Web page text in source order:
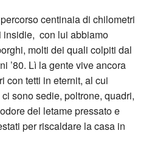
centinaia di chilometri
insidie, con lui abbiamo
molti dei quali colpiti dal
’80. Lì la gente vive ancora
con tetti in eternit, al cui
sono sedie, poltrone, quadri,
del letame pressato e
per riscaldare la casa in